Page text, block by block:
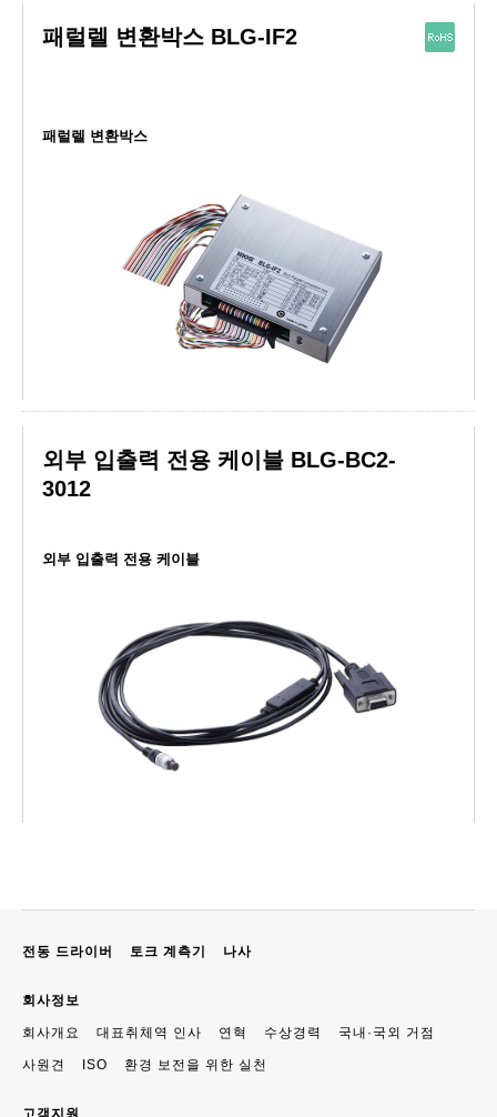
패럴렐 변환박스 BLG-IF2
패럴렐 변환박스
외부 입출력 전용 케이블 BLG-BC2-
3012
외부 입출력 전용 케이블
전동 드라이버 토크 계측기 나사
회사정보
회사개요 대표취체역 인사 연혁 수상경력 국내·국외 거점
사원견 ISO 환경 보전을 위한 실천
고객지원